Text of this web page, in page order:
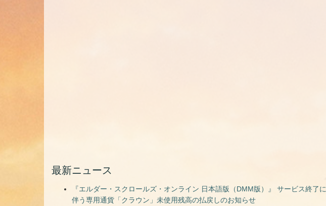
最新ニュース
『エルダー・スクロールズ・オンライン 日本語版（DMM版）』 サービス終了に
伴う専用通貨「クラウン」未使用残高の払戻しのお知らせ